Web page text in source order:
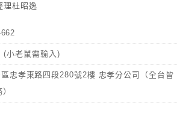
理杜昭逸
小老鼠需輸入)
忠孝東路四段280號2樓 忠孝分公司（全台皆